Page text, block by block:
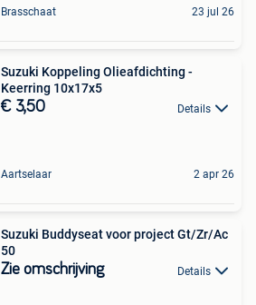
Brasschaat 23 jul 26
Suzuki Koppeling Olieafdichting -
Keerring 10x17x5
€ 3,50 Details
Aartselaar 2 apr 26
Suzuki Buddyseat voor project Gt/Zr/Ac
50
Zie omschrijving Details